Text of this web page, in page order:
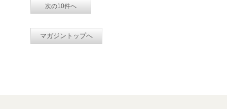
次の10件へ
マガジントップへ